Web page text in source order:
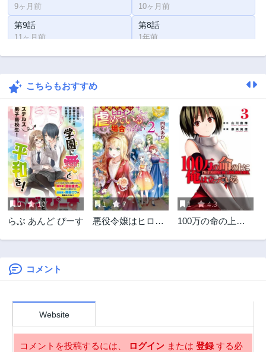
9ヶ月前 10ヶ月前
第9話
11ヶ月前
第8話
1年前
第7話 第6話
第5話
第3話
2年前
第2話
2年前
第1話
2年前
こちらもおすすめ
0 10
らぶ あんど ぴーす
1 7
悪役令嬢はヒロイ
1 4.3
100万の命の上に
コメント
Website
コメントを投稿するには、 ログイン または 登録する必